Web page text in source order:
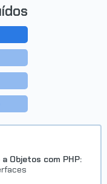
Objetos com PHP: